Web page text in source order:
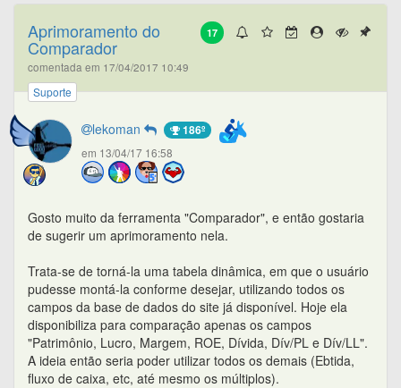
17
Aprimoramento do
Comparador
comentada em 17/04/2017 10:49
Suporte
lekoman 186º
em 13/04/17 16:58
Gosto muito da ferramenta "Comparador", e então gostaria
de sugerir um aprimoramento nela.
Trata-se de torná-la uma tabela dinâmica, em que o usuário
pudesse montá-la conforme desejar, utilizando todos os
campos da base de dados do site já disponível. Hoje ela
disponibiliza para comparação apenas os campos
"Patrimônio, Lucro, Margem, ROE, Dívida, Dív/PL e Dív/LL".
A ideia então seria poder utilizar todos os demais (Ebtida,
fluxo de caixa, etc, até mesmo os múltiplos).